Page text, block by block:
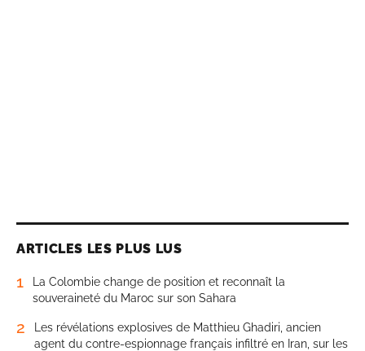
ARTICLES LES PLUS LUS
1
La Colombie change de position et reconnaît la
souveraineté du Maroc sur son Sahara
2
Les révélations explosives de Matthieu Ghadiri, ancien
agent du contre-espionnage français infiltré en Iran, sur les